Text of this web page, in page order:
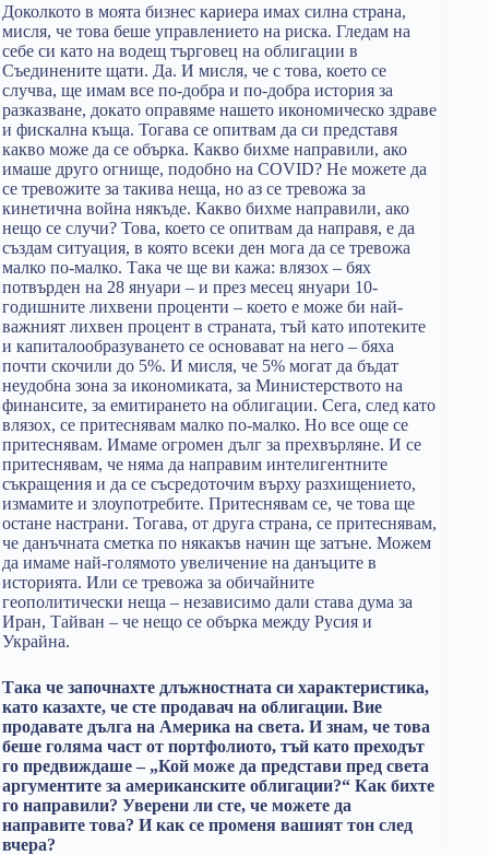
Доколкото в моята бизнес кариера имах силна страна,
мисля, че това беше управлението на риска. Гледам на
себе си като на водещ търговец на облигации в
Съединените щати. Да. И мисля, че с това, което се
случва, ще имам все по-добра и по-добра история за
разказване, докато оправяме нашето икономическо здраве
и фискална къща. Тогава се опитвам да си представя
какво може да се обърка. Какво бихме направили, ако
имаше друго огнище, подобно на COVID? Не можете да
се тревожите за такива неща, но аз се тревожа за
кинетична война някъде. Какво бихме направили, ако
нещо се случи? Това, което се опитвам да направя, е да
създам ситуация, в която всеки ден мога да се тревожа
малко по-малко. Така че ще ви кажа: влязох – бях
потвърден на 28 януари – и през месец януари 10-
годишните лихвени проценти – което е може би най-
важният лихвен процент в страната, тъй като ипотеките
и капиталообразуването се основават на него – бяха
почти скочили до 5%. И мисля, че 5% могат да бъдат
неудобна зона за икономиката, за Министерството на
финансите, за емитирането на облигации. Сега, след като
влязох, се притеснявам малко по-малко. Но все още се
притеснявам. Имаме огромен дълг за прехвърляне. И се
притеснявам, че няма да направим интелигентните
съкращения и да се съсредоточим върху разхищението,
измамите и злоупотребите. Притеснявам се, че това ще
остане настрани. Тогава, от друга страна, се притеснявам,
че данъчната сметка по някакъв начин ще затъне. Можем
да имаме най-голямото увеличение на данъците в
историята. Или се тревожа за обичайните
геополитически неща – независимо дали става дума за
Иран, Тайван – че нещо се обърка между Русия и
Украйна.
Така че започнахте длъжностната си характеристика,
като казахте, че сте продавач на облигации. Вие
продавате дълга на Америка на света. И знам, че това
беше голяма част от портфолиото, тъй като преходът
го предвиждаше – „Кой може да представи пред света
аргументите за американските облигации?“ Как бихте
го направили? Уверени ли сте, че можете да
направите това? И как се променя вашият тон след
вчера?